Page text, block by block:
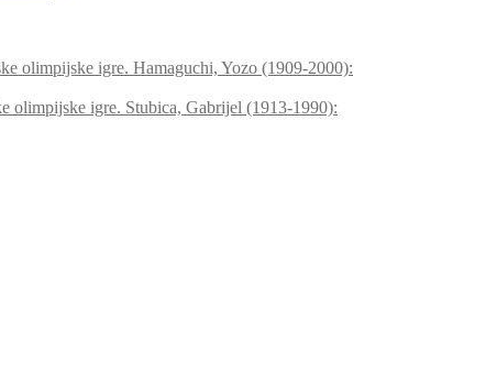
Hamaguchi, Yozo (1909-2000):
Stubica, Gabrijel (1913-1990):